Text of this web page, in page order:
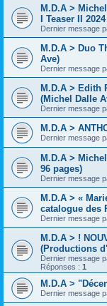
M.D.A >
I Teaser II 2024
Dernier message
M.D.A > Duo
Ave)
Dernier message
M.D.A > Edith
(Michel Dalle
Dernier message
M.D.A >
Dernier message
M.D.A >
96 pages)
Dernier message
M.D.A > «
catalogue des
Dernier message
M.D.A > !
(Productions
Dernier message
Réponses : 1
M.D.A >
Dernier message